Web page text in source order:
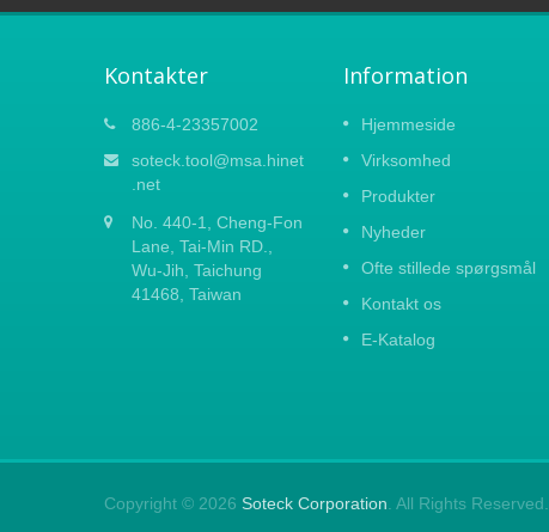
Kontakter
886-4-23357002
soteck.tool@msa.hinet
.net
No. 440-1, Cheng-Fon
Lane, Tai-Min RD.,
Wu-Jih, Taichung
41468, Taiwan
Information
Hjemmeside
Virksomhed
Produkter
Nyheder
Ofte stillede spørgsmål
Kontakt os
E-Katalog
15
APR
Forårsmessen Carton Fair 2021
På grund af det nye coronavirusudbrud i
suspendere alle udenlandske
forretningsrejser. Vi er kede af at meddele,
at vi ikke vil deltage i Canton Fair...
Læs mere
Copyright © 2026 Soteck Corporation. All Rights Reserved.